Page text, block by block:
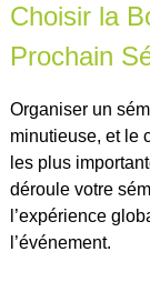
Choisir la
Prochain
Organiser un
minutieuse, et le
les plus
déroule votre
l’expérience
l’événement.